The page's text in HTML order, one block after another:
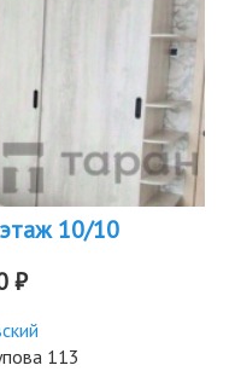
10/10
₽
113